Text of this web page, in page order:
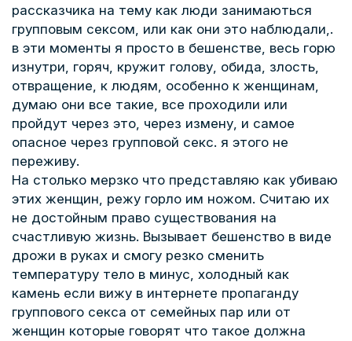
рассказчика на тему как люди занимаються
групповым сексом, или как они это наблюдали,.
в эти моменты я просто в бешенстве, весь горю
изнутри, горяч, кружит голову, обида, злость,
отвращение, к людям, особенно к женщинам,
думаю они все такие, все проходили или
пройдут через это, через измену, и самое
опасное через групповой секс. я этого не
переживу.
На столько мерзко что представляю как убиваю
этих женщин, режу горло им ножом. Считаю их
не достойным право существования на
счастливую жизнь. Вызывает бешенство в виде
дрожи в руках и смогу резко сменить
температуру тело в минус, холодный как
камень если вижу в интернете пропаганду
группового секса от семейных пар или от
женщин которые говорят что такое должна